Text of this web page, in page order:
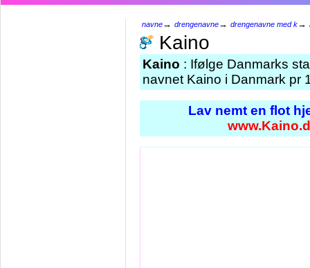
navne→ drengenavne→ drengenavne med k→
Kaino
Kaino : Ifølge Danmarks
navnet Kaino i Danmark pr
Lav nemt en flot